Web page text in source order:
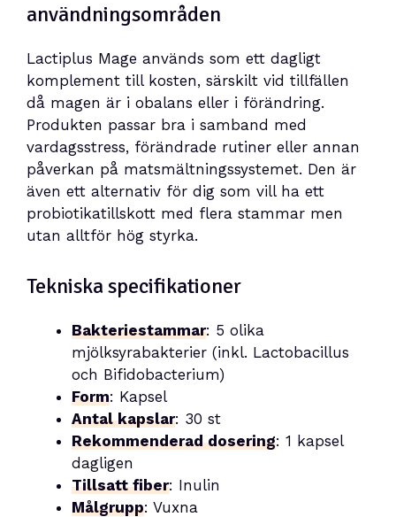
användningsområden
Lactiplus Mage används som ett dagligt
komplement till kosten, särskilt vid tillfällen
då magen är i obalans eller i förändring.
Produkten passar bra i samband med
vardagsstress, förändrade rutiner eller annan
påverkan på matsmältningssystemet. Den är
även ett alternativ för dig som vill ha ett
probiotikatillskott med flera stammar men
utan alltför hög styrka.
Tekniska specifikationer
Bakteriestammar: 5 olika
mjölksyrabakterier (inkl. Lactobacillus
och Bifidobacterium)
Form: Kapsel
Antal kapslar: 30 st
Rekommenderad dosering: 1 kapsel
dagligen
Tillsatt fiber: Inulin
Målgrupp: Vuxna